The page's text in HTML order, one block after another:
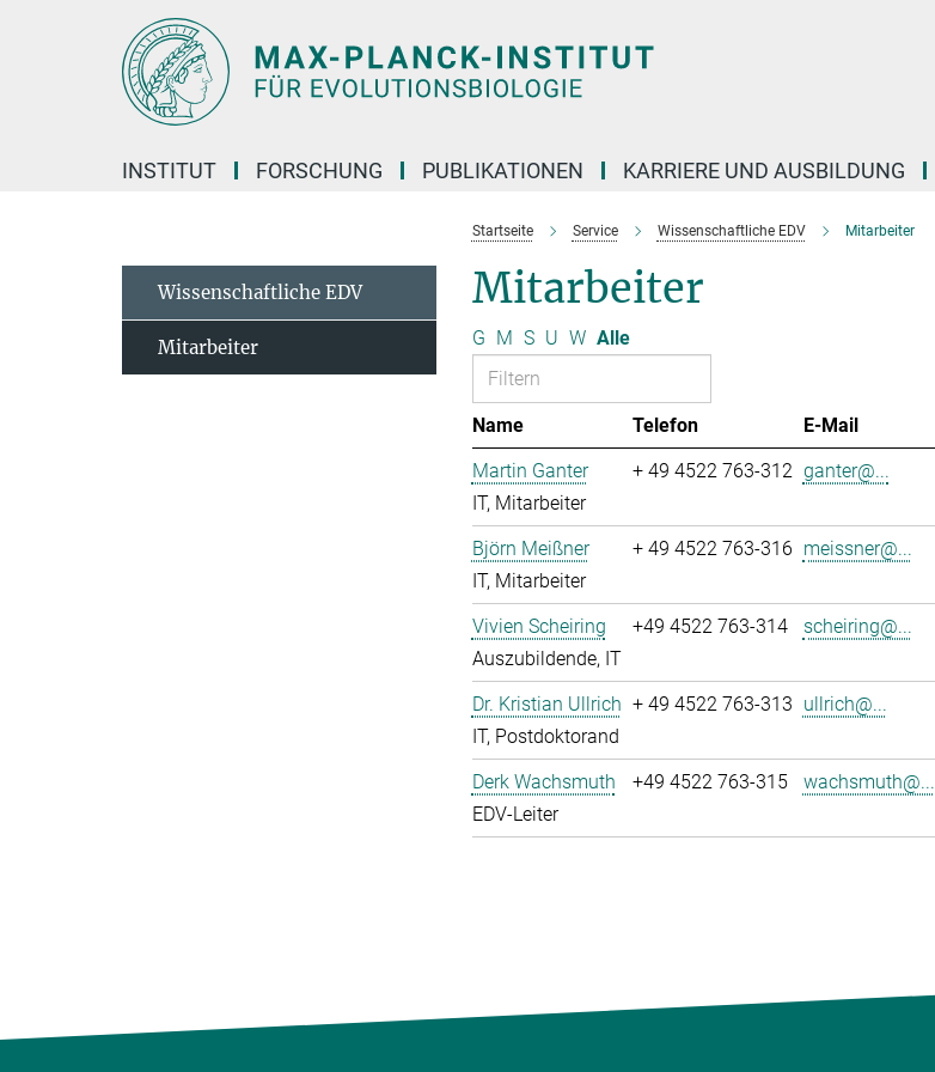
INSTITUT FORSCHUNG PUBLIKATIONEN KARRIERE UND AUSBILDUNG
Startseite Service Wissenschaftliche EDV Mitarbeiter
Mitarbeiter
G M S U W Alle
Name Telefon E-Mail
Martin Ganter
IT, Mitarbeiter
+ 49 4522 763-312 ganter@...
Björn Meißner
IT, Mitarbeiter
+ 49 4522 763-316 meissner@...
Vivien Scheiring
Auszubildende, IT
+49 4522 763-314 scheiring@...
Dr. Kristian Ullrich
IT, Postdoktorand
+ 49 4522 763-313 ullrich@...
Derk Wachsmuth
EDV-Leiter
+49 4522 763-315 wachsmuth@...
Wissenschaftliche EDV
Mitarbeiter